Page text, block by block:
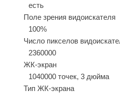
есть
Поле зрения видоискателя
100%
Число пикселов
2360000
ЖК-экран
1040000 точек, 3 дюйма
Тип ЖК-экрана